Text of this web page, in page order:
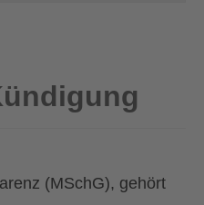
(MSchG), gehört